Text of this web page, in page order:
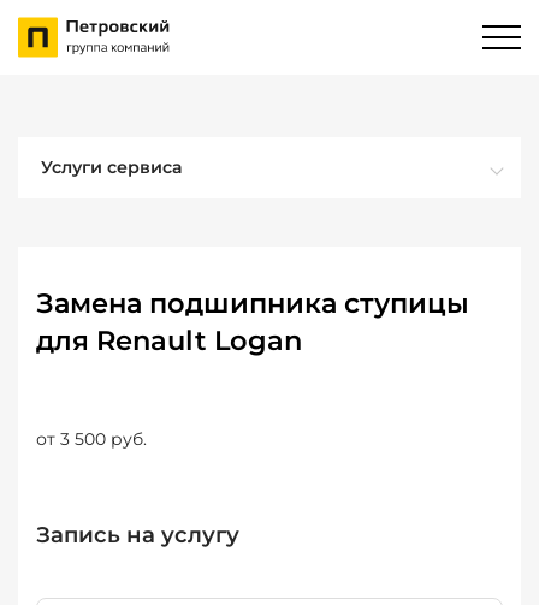
Услуги сервиса
Замена подшипника ступицы
для Renault Logan
от 3 500 руб.
Запись на услугу